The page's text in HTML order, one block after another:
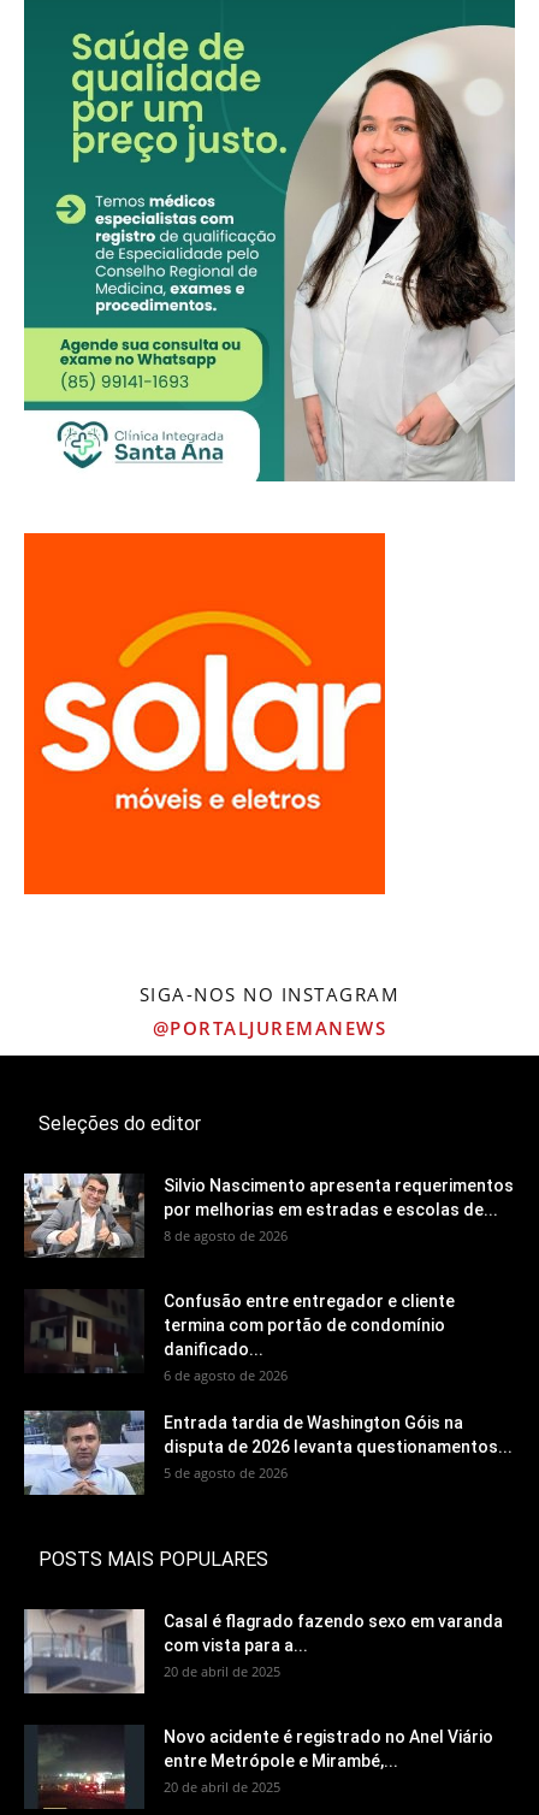
SIGA-NOS NO INSTAGRAM
@PORTALJUREMANEWS
Seleções do editor
Silvio Nascimento apresenta requerimentos
por melhorias em estradas e escolas de...
8 de agosto de 2026
Confusão entre entregador e cliente
termina com portão de condomínio
danificado...
6 de agosto de 2026
Entrada tardia de Washington Góis na
disputa de 2026 levanta questionamentos...
5 de agosto de 2026
POSTS MAIS POPULARES
Casal é flagrado fazendo sexo em varanda
com vista para a...
20 de abril de 2025
Novo acidente é registrado no Anel Viário
entre Metrópole e Mirambé,...
20 de abril de 2025